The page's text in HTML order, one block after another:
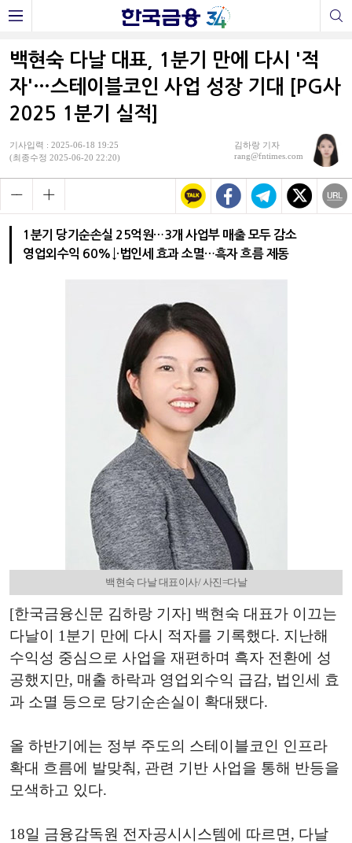
백현숙 다날 대표, 1분기 만에 다시 '적
자'…스테이블코인 사업 성장 기대 [PG사
2025 1분기 실적]
기사입력 : 2025-06-18 19:25
(최종수정 2025-06-20 22:20)
김하랑 기자
rang@fntimes.com
1분기 당기순손실 25억원…3개 사업부 매출 모두 감소
영업외수익 60%↓·법인세 효과 소멸…흑자 흐름 제동
백현숙 다날 대표이사/ 사진=다날
[한국금융신문 김하랑 기자] 백현숙 대표가 이끄는
다날이 1분기 만에 다시 적자를 기록했다. 지난해
수익성 중심으로 사업을 재편하며 흑자 전환에 성
공했지만, 매출 하락과 영업외수익 급감, 법인세 효
과 소멸 등으로 당기순손실이 확대됐다.
올 하반기에는 정부 주도의 스테이블코인 인프라
확대 흐름에 발맞춰, 관련 기반 사업을 통해 반등을
모색하고 있다.
18일 금융감독원 전자공시시스템에 따르면, 다날